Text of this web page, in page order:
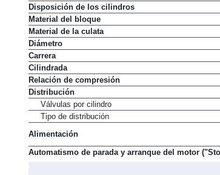
Disposición de los cilindros
Material del bloque
Material de la culata
Diámetro
Carrera
Cilindrada
Relación de compresión
Distribución
Válvulas por cilindro
Tipo de distribución
Alimentación
Automatismo de parada y arranque del motor